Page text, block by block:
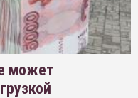
может